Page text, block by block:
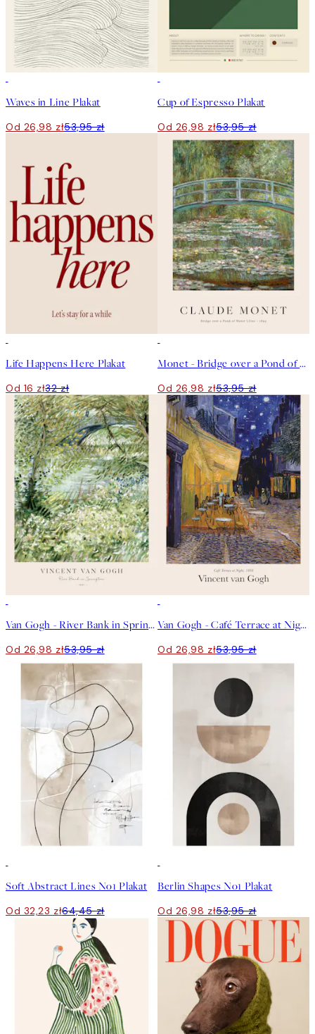
Waves in Line Plakat
Od 26,98 zł53,95 zł
Cup of Espresso Plakat
Od 26,98 zł53,95 zł
Life Happens Here Plakat
Od 16 zł32 zł
Monet - Bridge over a Pond of Water Lilies Plakat
Od 26,98 zł53,95 zł
Van Gogh - River Bank in Springtime Plakat
Od 26,98 zł53,95 zł
Van Gogh - Café Terrace at Night Plakat
Od 26,98 zł53,95 zł
Soft Abstract Lines No1 Plakat
Od 32,23 zł64,45 zł
Berlin Shapes No1 Plakat
Od 26,98 zł53,95 zł